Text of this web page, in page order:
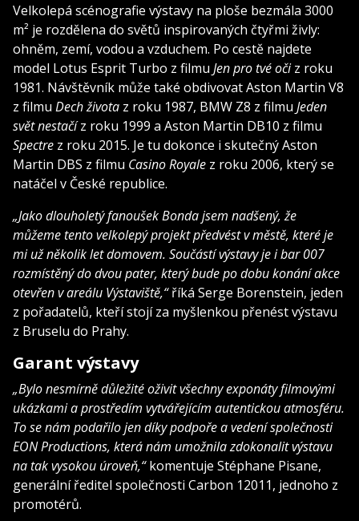
Velkolepá scénografie výstavy na ploše bezmála 3000
m² je rozdělena do světů inspirovaných čtyřmi živly:
ohněm, zemí, vodou a vzduchem. Po cestě najdete
model Lotus Esprit Turbo z filmu Jen pro tvé očiz roku
1981. Návštěvník může také obdivovat Aston Martin V8
z filmu Dech života z roku 1987, BMW Z8 z filmu Jeden
svět nestačíz roku 1999 a Aston Martin DB10 z filmu
Spectre z roku 2015. Je tu dokonce i skutečný Aston
Martin DBS z filmu Casino Royale z roku 2006, který se
natáčel v České republice.
„Jako dlouholetý fanoušek Bonda jsem nadšený, že
můžeme tento velkolepý projekt předvést v městě, které je
mi už několik let domovem. Součástí výstavy je i bar 007
rozmístěný do dvou pater, který bude po dobu konání akce
otevřen v areálu Výstaviště,“říká Serge Borenstein, jeden
z pořadatelů, kteří stojí za myšlenkou přenést výstavu
z Bruselu do Prahy.
Garant výstavy
„Bylo nesmírně důležité oživit všechny exponáty filmovými
ukázkami a prostředím vytvářejícím autentickou atmosféru.
To se nám podařilo jen díky podpoře a vedení společnosti
EON Productions, která nám umožnila zdokonalit výstavu
na tak vysokou úroveň,“komentuje Stéphane Pisane,
generální ředitel společnosti Carbon 12011, jednoho z
promotérů.